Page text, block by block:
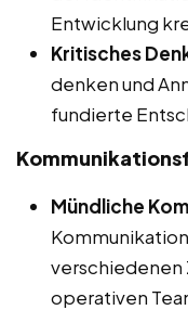
Entwicklung
Kritisches
denken und
fundierte
Mündliche
verschiedenen
operativen